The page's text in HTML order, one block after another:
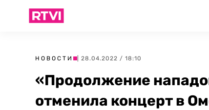
НОВОСТИ | 28.04.2022 / 18:10
«Продолжение
отменила концерт в